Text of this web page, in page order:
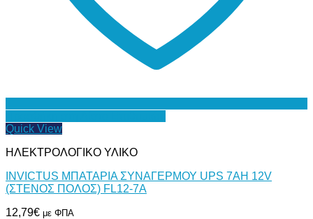
Quick View
ΗΛΕΚΤΡΟΛΟΓΙΚΟ ΥΛΙΚΟ
INVICTUS ΜΠΑΤΑΡΙΑ ΣΥΝΑΓΕΡΜΟΥ UPS 7AH 12V
(ΣΤΕΝΟΣ ΠΟΛΟΣ) FL12-7A
12,79€ με ΦΠΑ